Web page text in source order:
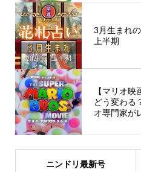
3月生まれ
上半期
【マリオ
どう変わる
オ専門家が
ニンドリ最新号